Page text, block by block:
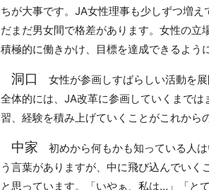
ちが大事です。JA女性理事も少しずつ増
だまだ男女間で格差があります。女性の立
積極的に働きかけ、目標を達成できるよう
洞口
女性が参画しすばらしい活動を展
全体的には、JA改革に参画していくまで
習、経験を積み上げていくことがこれから
中家 初めから何もかも知っている人
う言葉がありますが、中に飛び込んでいく
と思っています。「いやぁ、私は…」「と